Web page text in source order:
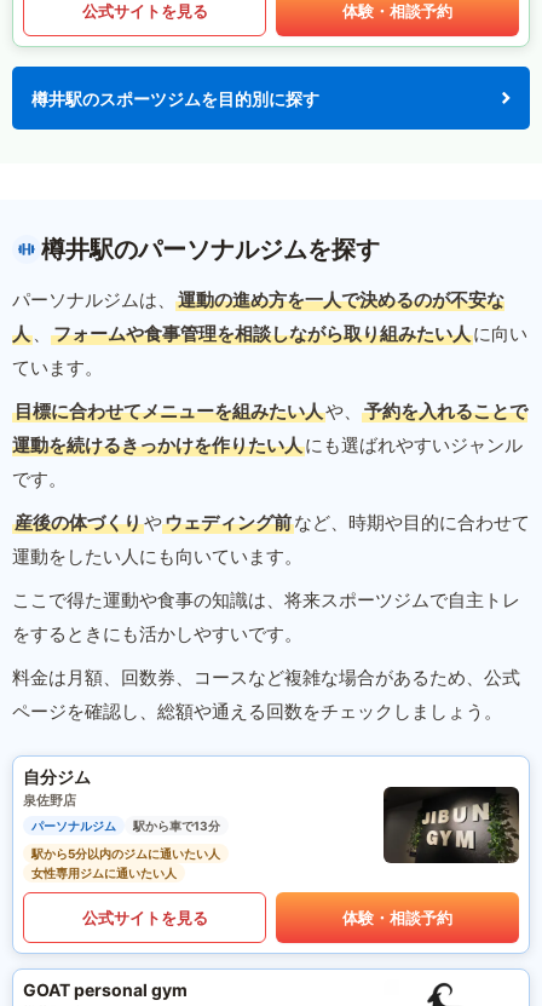
公式サイトを見る 体験・相談予約
樽井駅のスポーツジムを目的別に探す
樽井駅のパーソナルジムを探す
パーソナルジムは、
運動の進め方を一人で決めるのが不安な
人 、 フォームや食事管理を相談しながら取り組みたい人に向い
ています。
目標に合わせてメニューを組みたい人や、
予約を入れることで
運動を続けるきっかけを作りたい人にも選ばれやすいジャンル
です。
産後の体づくりやウェディング前など、時期や目的に合わせて
運動をしたい人にも向いています。
ここで得た運動や食事の知識は、将来スポーツジムで自主トレ
をするときにも活かしやすいです。
料金は月額、回数券、コースなど複雑な場合があるため、公式
ページを確認し、総額や通える回数をチェックしましょう。
自分ジム
泉佐野店
パーソナルジム
駅から車で13分
駅から5分以内のジムに通いたい人
女性専用ジムに通いたい人
公式サイトを見る 体験・相談予約
GOAT personal gym